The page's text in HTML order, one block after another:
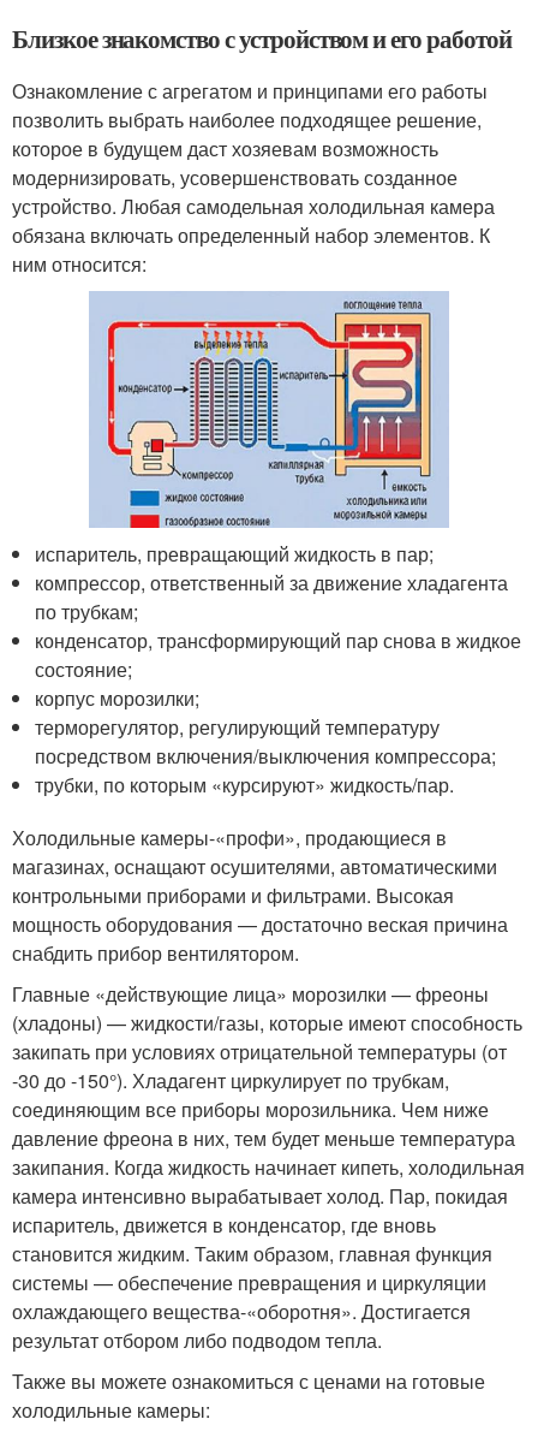
Близкое знакомство с устройством и его работой
Ознакомление с агрегатом и принципами его работы
позволить выбрать наиболее подходящее решение,
которое в будущем даст хозяевам возможность
модернизировать, усовершенствовать созданное
устройство. Любая самодельная холодильная камера
обязана включать определенный набор элементов. К
ним относится:
испаритель, превращающий жидкость в пар;
компрессор, ответственный за движение хладагента
по трубкам;
конденсатор, трансформирующий пар снова в жидкое
состояние;
корпус морозилки;
терморегулятор, регулирующий температуру
посредством включения/выключения компрессора;
трубки, по которым «курсируют» жидкость/пар.
Холодильные камеры-«профи», продающиеся в
магазинах, оснащают осушителями, автоматическими
контрольными приборами и фильтрами. Высокая
мощность оборудования — достаточно веская причина
снабдить прибор вентилятором.
Главные «действующие лица» морозилки — фреоны
(хладоны) — жидкости/газы, которые имеют способность
закипать при условиях отрицательной температуры (от
-30 до -150°). Хладагент циркулирует по трубкам,
соединяющим все приборы морозильника. Чем ниже
давление фреона в них, тем будет меньше температура
закипания. Когда жидкость начинает кипеть, холодильная
камера интенсивно вырабатывает холод. Пар, покидая
испаритель, движется в конденсатор, где вновь
становится жидким. Таким образом, главная функция
системы — обеспечение превращения и циркуляции
охлаждающего вещества-«оборотня». Достигается
результат отбором либо подводом тепла.
Также вы можете ознакомиться с ценами на готовые
холодильные камеры: